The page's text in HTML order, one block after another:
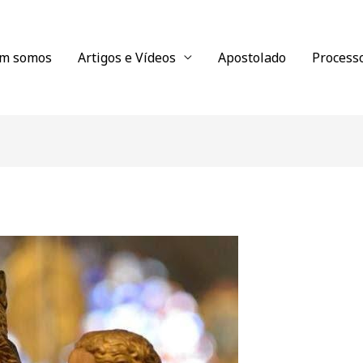
somos Artigos e Vídeos Apostolado